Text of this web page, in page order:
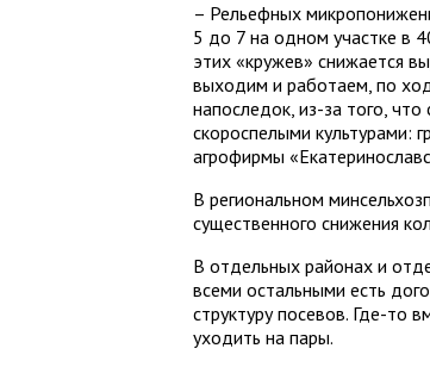
– Рельефных
5 до 7 на одном участке в
этих «кружев» снижается
выходим и работаем, по
напоследок, из-за того,
скороспелыми культурами:
агрофирмы
В региональном
существенного снижения
В отдельных районах и
всеми остальными есть
структуру посевов. Где-то
уходить на пары.